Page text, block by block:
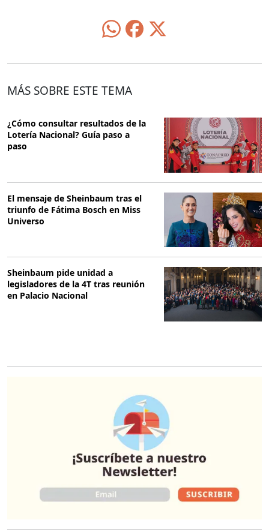
MÁS SOBRE ESTE TEMA
¿Cómo consultar resultados de la
Lotería Nacional? Guía paso a
paso
El mensaje de Sheinbaum tras el
triunfo de Fátima Bosch en Miss
Universo
Sheinbaum pide unidad a
legisladores de la 4T tras reunión
en Palacio Nacional